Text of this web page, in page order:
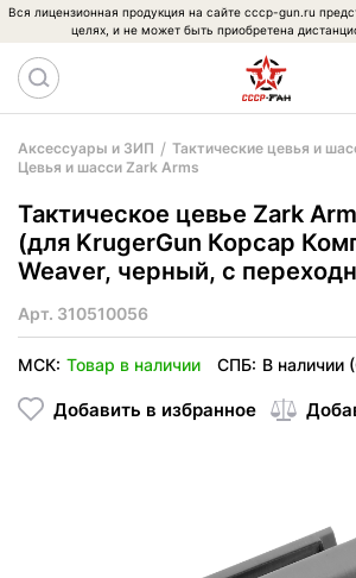
Вся лицензионная продукция на сайте cccp-gun.ru
целях, и не может быть приобретена
Аксессуары и ЗИП
Тактические цевья и
Цевья и шасси Zark Arms
Тактическое цевье Zark
(для KrugerGun Корсар
Weaver, черный, с
Арт. 310510056
МСК: Товар в наличии СПБ: В наличии
Добавить в избранное